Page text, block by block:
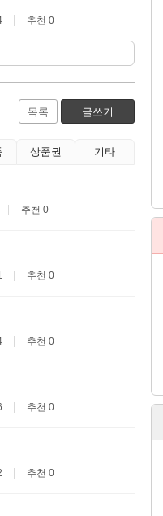
추천 0
목록 글쓰기
상품권 기타
추천 0
추천 0
추천 0
추천 0
추천 0